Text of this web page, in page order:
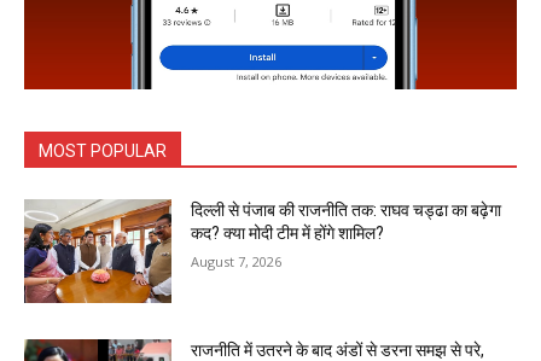
MOST POPULAR
दिल्ली से पंजाब की राजनीति तक: राघव चड्ढा का बढ़ेगा
कद? क्या मोदी टीम में होंगे शामिल?
August 7, 2026
राजनीति में उतरने के बाद अंडों से डरना समझ से परे,